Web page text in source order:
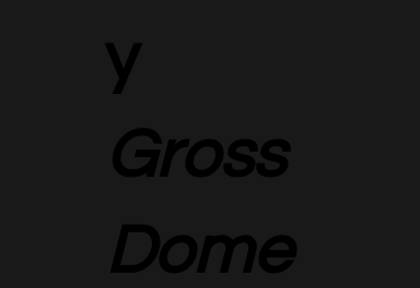
y
Gross
Dome